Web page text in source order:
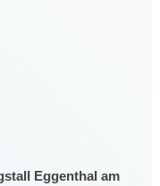
Eggenthal am